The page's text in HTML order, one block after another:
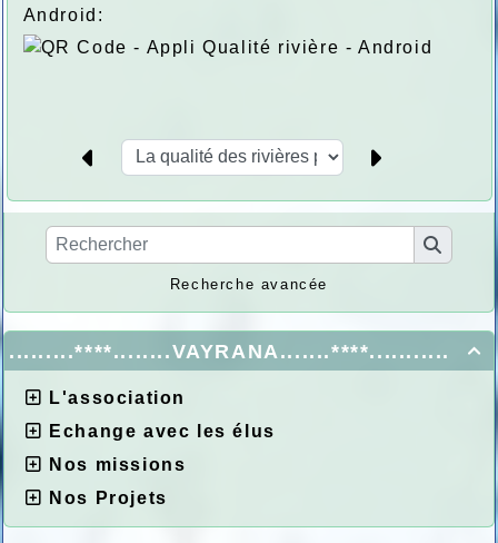
Recherche avancée

.........****........VAYRANA.......****...........
L'association
Echange avec les élus
Nos missions
Nos Projets
Android: